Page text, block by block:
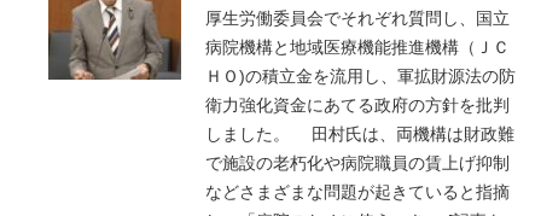
厚生労働委員会でそれぞれ質問し、国立
病院機構と地域医療機能推進機構（ＪＣ
ＨＯ)の積立金を流用し、軍拡財源法の防
衛力強化資金にあてる政府の方針を批判
しました。 田村氏は、両機構は財政難
で施設の老朽化や病院職員の賃上げ抑制
などさまざまな問題が起きていると指摘